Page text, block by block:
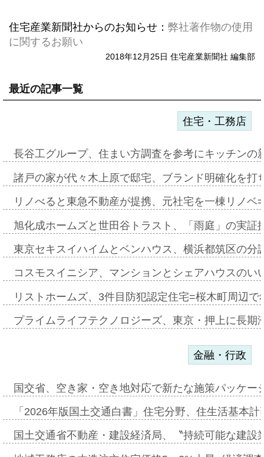
住宅産業新聞社からのお知らせ： 弊社著作物の使用
に関するお願い
2018年12月25日 住宅産業新聞社 編集部
最近の記事一覧
住宅・工務店
長谷工グループ、住まい方調査を参考にキッチン
諸戸の家が代々木上原で邸宅、ブランド明確化を
リノべると東急不動産が提携、元社宅を一棟リノ
旭化成ホームズと世田谷トラスト、「雨庭」の実
東京セキスイハイムとベンハウス、横浜都筑区の
コスモスイニシア、マンションとシェアハウスの
リストホームズ、3件目防犯認定住宅=桜木町周辺
プライムライフテクノロジーズ、東京・押上に長
金融・行政
国交省、空き家・空き地対応で新たな施策パッケ
「2026年版国土交通白書」住宅分野、住生活基本
国土交通省不動産・建設経済局、〝持続可能な建